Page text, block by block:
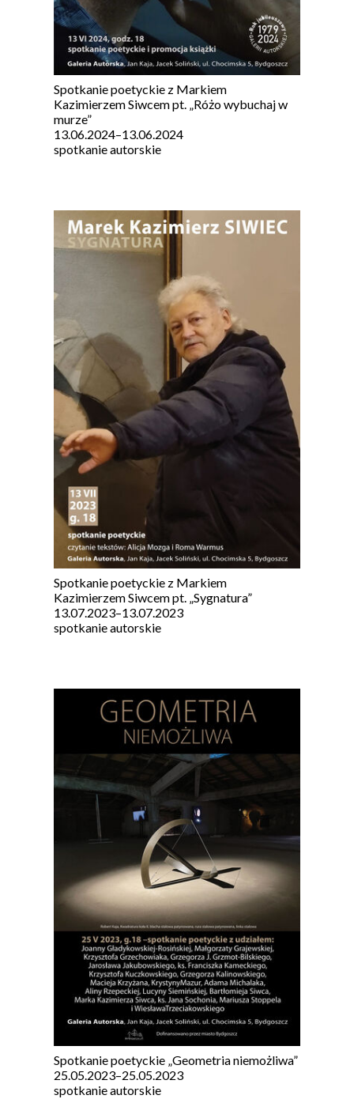
Spotkanie poetyckie z Markiem
Kazimierzem Siwcem pt. „Różo wybuchaj w
murze”
13.06.2024–13.06.2024
spotkanie autorskie
Spotkanie poetyckie z Markiem
Kazimierzem Siwcem pt. „Sygnatura”
13.07.2023–13.07.2023
spotkanie autorskie
Spotkanie poetyckie „Geometria niemożliwa”
25.05.2023–25.05.2023
spotkanie autorskie